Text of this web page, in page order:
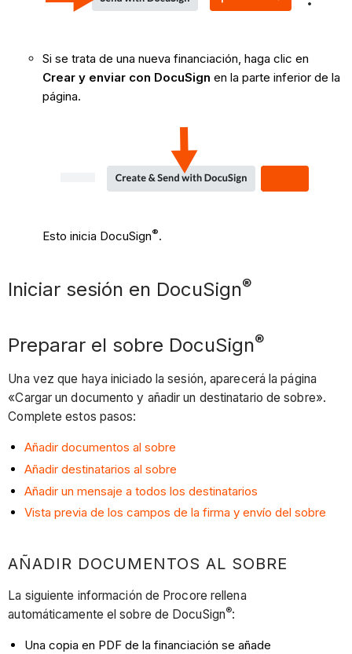
Si se trata de una nueva financiación, haga clic en
Crear y enviar con DocuSign en la parte inferior de la
página.
Esto inicia DocuSign®.
Iniciar sesión en DocuSign®
Preparar el sobre DocuSign®
Una vez que haya iniciado la sesión, aparecerá la página
«Cargar un documento y añadir un destinatario de sobre».
Complete estos pasos:
Añadir documentos al sobre
Añadir destinatarios al sobre
Añadir un mensaje a todos los destinatarios
Vista previa de los campos de la firma y envío del sobre
AÑADIR DOCUMENTOS AL SOBRE
La siguiente información de Procore rellena
automáticamente el sobre de DocuSign®:
Una copia en PDF de la financiación se añade